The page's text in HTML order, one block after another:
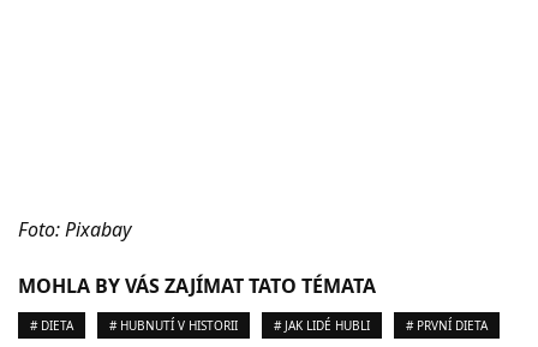
Foto: Pixabay
MOHLA BY VÁS ZAJÍMAT TATO TÉMATA
# DIETA # HUBNUTÍ V HISTORII # JAK LIDÉ HUBLI # PRVNÍ DIETA